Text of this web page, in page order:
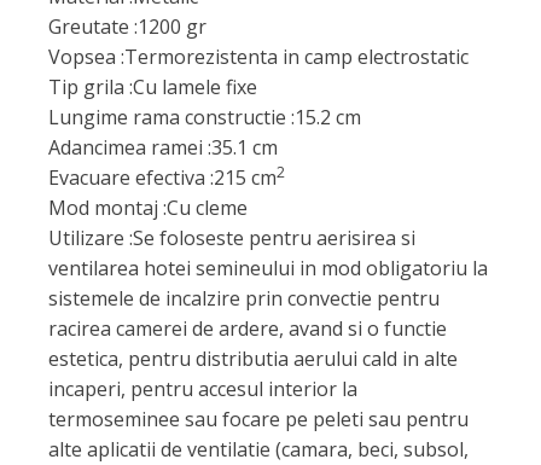
Greutate :1200 gr
Vopsea :Termorezistenta in camp electrostatic
Tip grila :Cu lamele fixe
Lungime rama constructie :15.2 cm
Adancimea ramei :35.1 cm
Evacuare efectiva :215 cm2
Mod montaj :Cu cleme
Utilizare :Se foloseste pentru aerisirea si
ventilarea hotei semineului in mod obligatoriu la
sistemele de incalzire prin convectie pentru
racirea camerei de ardere, avand si o functie
estetica, pentru distributia aerului cald in alte
incaperi, pentru accesul interior la
termoseminee sau focare pe peleti sau pentru
alte aplicatii de ventilatie (camara, beci, subsol,